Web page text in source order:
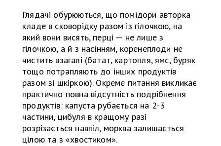
Глядачі обурюються, що помідори авторка
кладе в сковорідку разом із гілочкою, на
який вони висять, перці — не лише з
гілочкою, а й з насінням, коренеплоди не
чистить взагалі (батат, картопля, ямс, буряк
тощо потрапляють до інших продуктів
разом зі шкіркою). Окреме питання викликає
практично повна відсутність подрібнення
продуктів: капуста рубається на 2-3
частини, цибуля в кращому разі
розрізається навпіл, морква залишається
цілою та з «хвостиком».